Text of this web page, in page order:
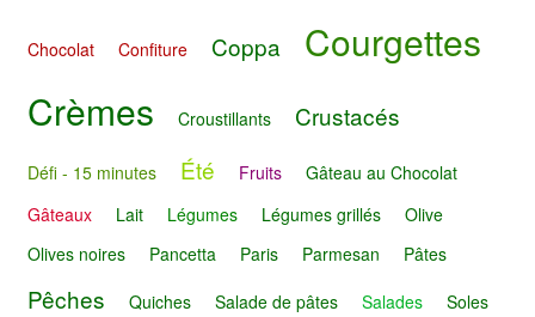
Chocolat Confiture Coppa
Courgettes
Crèmes
Croustillants Crustacés
Défi - 15 minutes Été Fruits
Gâteau au Chocolat
Gâteaux
Lait Légumes Légumes grillés
Olive
Olives noires
Pancetta Paris Parmesan Pâtes
Pêches Quiches Salade de pâtes Salades
Soles